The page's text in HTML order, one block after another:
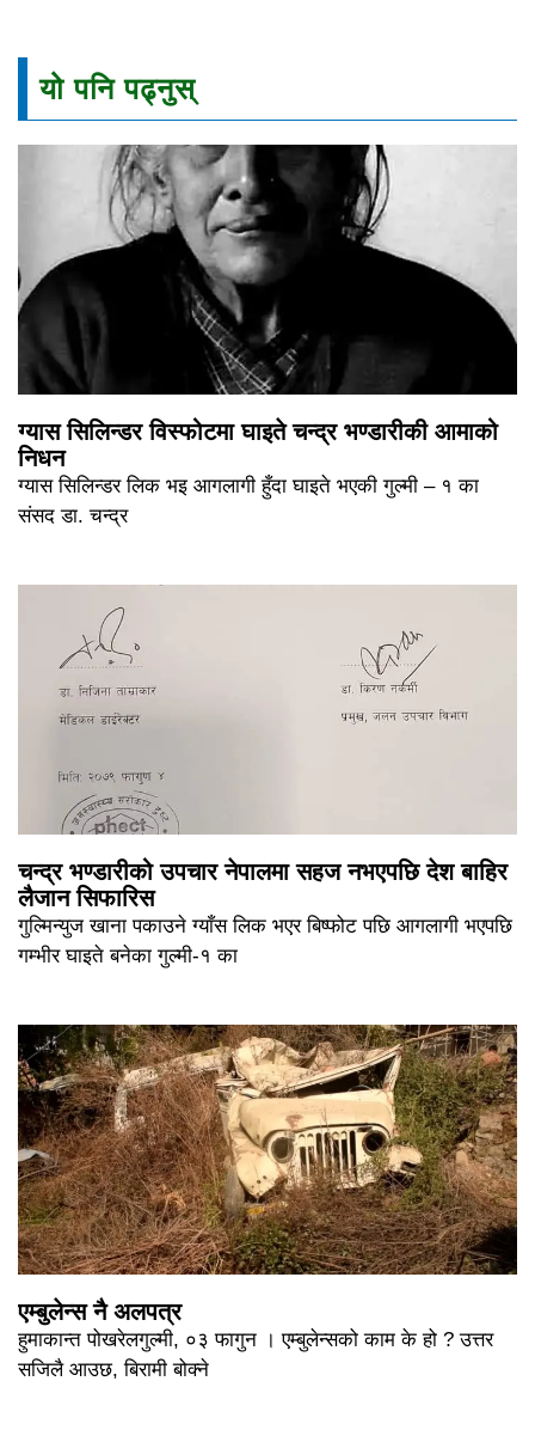
यो पनि पढ्नुस्
ग्यास सिलिन्डर विस्फोटमा घाइते चन्द्र भण्डारीकी आमाको
निधन
ग्यास सिलिन्डर लिक भइ आगलागी हुँदा घाइते भएकी गुल्मी – १ का
संसद डा. चन्द्र
चन्द्र भण्डारीको उपचार नेपालमा सहज नभएपछि देश बाहिर
लैजान सिफारिस
गुल्मिन्युज खाना पकाउने ग्याँस लिक भएर बिष्फोट पछि आगलागी भएपछि
गम्भीर घाइते बनेका गुल्मी-१ का
एम्बुलेन्स नै अलपत्र
हुमाकान्त पोखरेलगुल्मी, ०३ फागुन । एम्बुलेन्सको काम के हो ? उत्तर
सजिलै आउछ, बिरामी बोक्ने